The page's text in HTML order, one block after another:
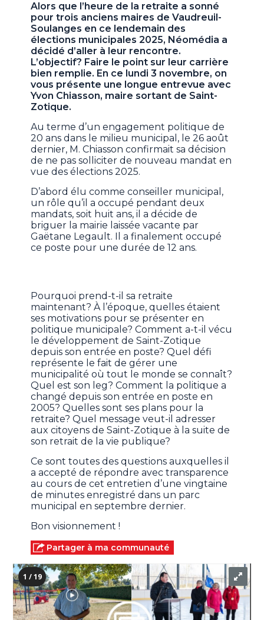
Alors que l’heure de la retraite a sonné
pour trois anciens maires de Vaudreuil-
Soulanges en ce lendemain des
élections municipales 2025, Néomédia a
décidé d’aller à leur rencontre.
L’objectif? Faire le point sur leur carrière
bien remplie. En ce lundi 3 novembre, on
vous présente une longue entrevue avec
Yvon Chiasson, maire sortant de Saint-
Zotique.
Au terme d’un engagement politique de
20 ans dans le milieu municipal, le 26 août
dernier, M. Chiasson confirmait sa décision
de ne pas solliciter de nouveau mandat en
vue des élections 2025.
D’abord élu comme conseiller municipal,
un rôle qu’il a occupé pendant deux
mandats, soit huit ans, il a décide de
briguer la mairie laissée vacante par
Gaëtane Legault. Il a finalement occupé
ce poste pour une durée de 12 ans.
Pourquoi prend-t-il sa retraite
maintenant? À l’époque, quelles étaient
ses motivations pour se présenter en
politique municipale? Comment a-t-il vécu
le développement de Saint-Zotique
depuis son entrée en poste? Quel défi
représente le fait de gérer une
municipalité où tout le monde se connaît?
Quel est son leg? Comment la politique a
changé depuis son entrée en poste en
2005? Quelles sont ses plans pour la
retraite? Quel message veut-il adresser
aux citoyens de Saint-Zotique à la suite de
son retrait de la vie publique?
Ce sont toutes des questions auxquelles il
a accepté de répondre avec transparence
au cours de cet entretien d’une vingtaine
de minutes enregistré dans un parc
municipal en septembre dernier.
Bon visionnement !
Partager à ma communauté
1 / 19